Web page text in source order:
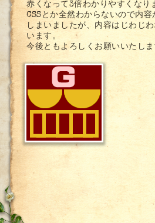
赤くなって3倍わかりやすくなり
CSSとか全然わからないので内
しまいましたが、内容はじわじ
います。
今後ともよろしくお願いいたしま